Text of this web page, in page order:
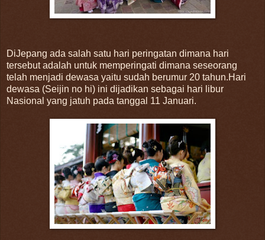
DiJepang ada salah satu hari peringatan dimana hari
tersebut adalah untuk memperingati dimana seseorang
telah menjadi dewasa yaitu sudah berumur 20 tahun.Hari
dewasa (Seijin no hi) ini dijadikan sebagai hari libur
Nasional yang jatuh pada tanggal 11 Januari.